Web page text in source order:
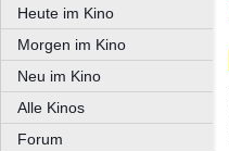
Heute im Kino
Morgen im Kino
Neu im Kino
Alle Kinos
Forum